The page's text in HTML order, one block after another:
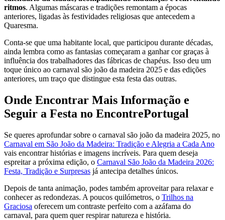
ritmos. Algumas máscaras e tradições remontam a épocas
anteriores, ligadas às festividades religiosas que antecedem a
Quaresma.
Conta-se que uma habitante local, que participou durante décadas,
ainda lembra como as fantasias começaram a ganhar cor graças à
influência dos trabalhadores das fábricas de chapéus. Isso deu um
toque único ao carnaval são joão da madeira 2025 e das edições
anteriores, um traço que distingue esta festa das outras.
Onde Encontrar Mais Informação e
Seguir a Festa no EncontrePortugal
Se queres aprofundar sobre o carnaval são joão da madeira 2025, no
Carnaval em São João da Madeira: Tradição e Alegria a Cada Ano
vais encontrar histórias e imagens incríveis. Para quem deseja
espreitar a próxima edição, o Carnaval São João da Madeira 2026:
Festa, Tradição e Surpresas já antecipa detalhes únicos.
Depois de tanta animação, podes também aproveitar para relaxar e
conhecer as redondezas. A poucos quilómetros, o Trilhos na
Graciosa oferecem um contraste perfeito com a azáfama do
carnaval, para quem quer respirar natureza e história.